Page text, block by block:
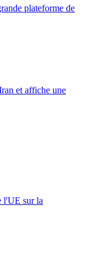
plateforme de
et affiche une
l'UE sur la